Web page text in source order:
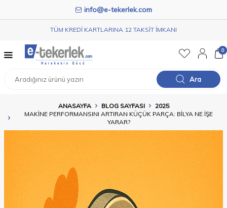
info@e-tekerlek.com
TÜM KREDİ KARTLARINA 12 TAKSİT İMKANI
Ara
0
ANASAYFA BLOG SAYFASI
2025
MAKINE PERFORMANSINI ARTIRAN KÜÇÜK PARÇA: BILYA NE İŞE
YARAR?